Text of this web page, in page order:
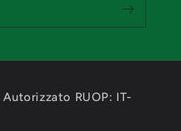
RUOP: IT-